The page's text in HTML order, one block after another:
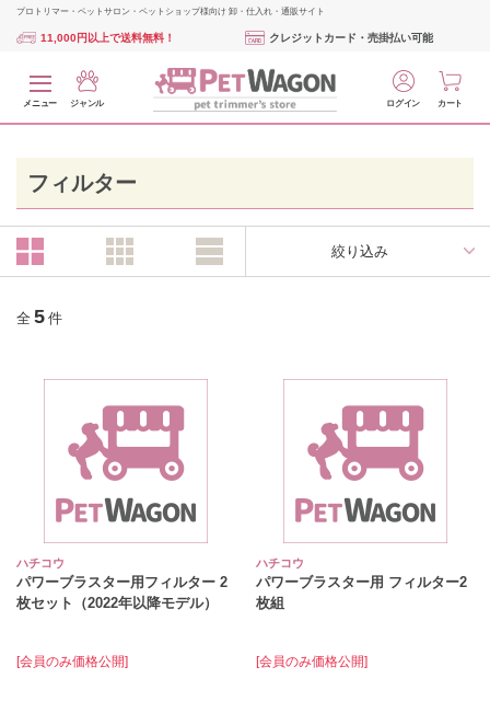
プロトリマー・ペットサロン・ペットショップ様向け 卸・仕入れ・通販サイト
11,000円以上で送料無料！ クレジットカード・売掛払い可能
メニュー ジャンル ログイン カート
フィルター
絞り込み
全 5 件
ハチコウ
パワーブラスター用フィルター 2
枚セット（2022年以降モデル）
[会員のみ価格公開]
ハチコウ
パワーブラスター用 フィルター2
枚組
[会員のみ価格公開]